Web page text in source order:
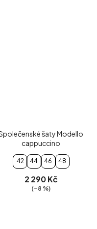
šaty Modello
cappuccino
42 44 46 48
2 290 Kč
(–8 %)